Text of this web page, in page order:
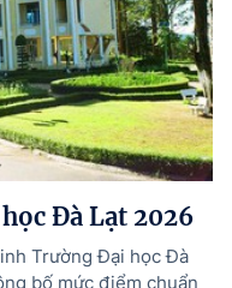
Đà Lạt 2026
Trường Đại học Đà
bố mức điểm chuẩn